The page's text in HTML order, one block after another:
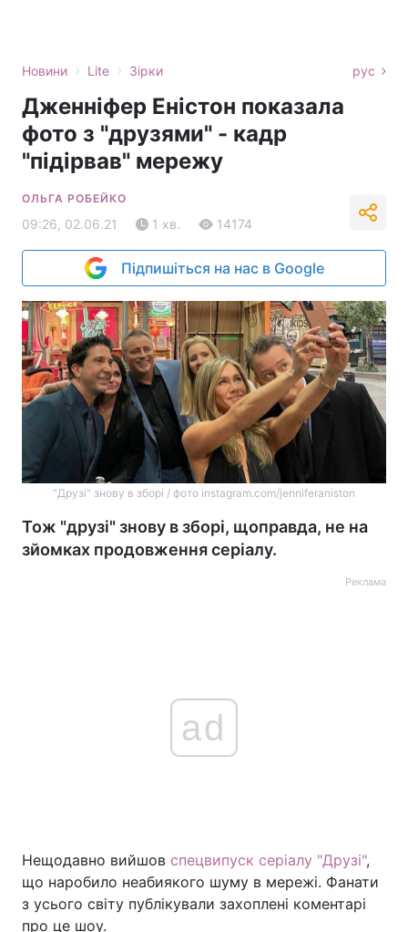
Новини › Lite › Зірки рус
Дженніфер Еністон показала
фото з "друзями" - кадр
"підірвав" мережу
ОЛЬГА РОБЕЙКО
09:26, 02.06.21 1 хв. 14174
Підпишіться на нас в Google
"Друзі" знову в зборі / фото instagram.com/jenniferaniston
Тож "друзі" знову в зборі, щоправда, не на
зйомках продовження серіалу.
Реклама
ad
Нещодавно вийшов спецвипуск серіалу "Друзі",
що наробило неабиякого шуму в мережі. Фанати
з усього світу публікували захоплені коментарі
про це шоу.